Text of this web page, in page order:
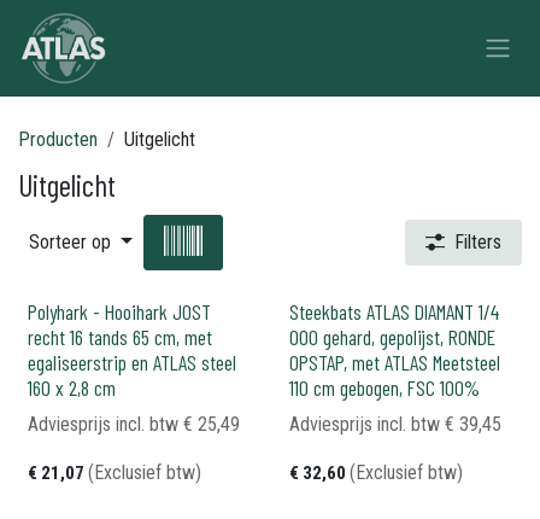
Overslaan naar inhoud
Producten Uitgelicht
Uitgelicht
Sorteer op Filters
Polyhark - Hooihark JOST
recht 16 tands 65 cm, met
egaliseerstrip en ATLAS steel
160 x 2,8 cm
€ 21,07 (Exclusief btw)
Adviesprijs incl. btw € 25,49
Steekbats ATLAS DIAMANT 1/4
000 gehard, gepolijst, RONDE
OPSTAP, met ATLAS Meetsteel
110 cm gebogen, FSC 100%
€ 32,60 (Exclusief btw)
Adviesprijs incl. btw € 39,45